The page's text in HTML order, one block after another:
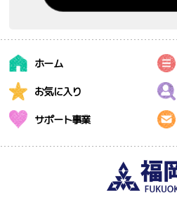
ホーム
お気に入り
サポート事業